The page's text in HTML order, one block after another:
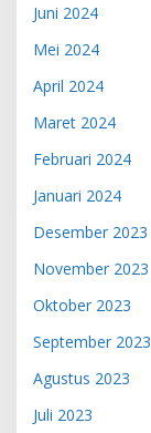
Juni 2024
Mei 2024
April 2024
Maret 2024
Februari 2024
Januari 2024
Desember 2023
November 2023
Oktober 2023
September 2023
Agustus 2023
Juli 2023